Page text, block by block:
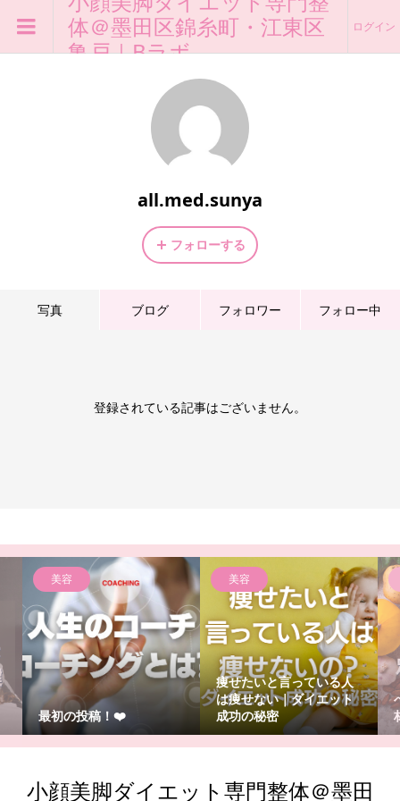
体＠墨田区錦糸町・江東区
亀戸｜Bラボ
ログイン
all.med.sunya
フォローする
写真 ブログ フォロワー フォロー中
登録されている記事はございません。
美容
最初の投稿！❤️
美容
痩せたいと言っている人
は痩せない｜ダイエット
成功の秘密
小顔美脚ダイエット専門整体＠墨田